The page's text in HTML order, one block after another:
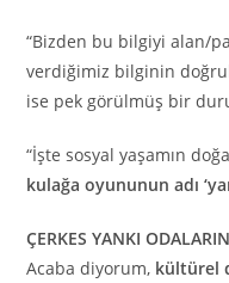
“Bizden bu bilgiyi alan/
verdiğimiz bilginin
ise pek görülmüş bir
“İşte sosyal yaşamın
kulağa oyununun adı
ÇERKES YANKI
Acaba diyorum, kültürel